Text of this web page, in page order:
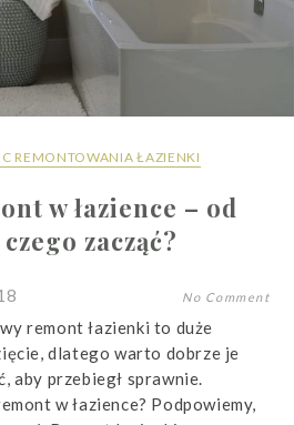
REMONTOWANIA ŁAZIENKI
w łazience – od
czego zacząć?
No Comment
remont łazienki to duże
dlatego warto dobrze je
aby przebiegł sprawnie.
w łazience? Podpowiemy,